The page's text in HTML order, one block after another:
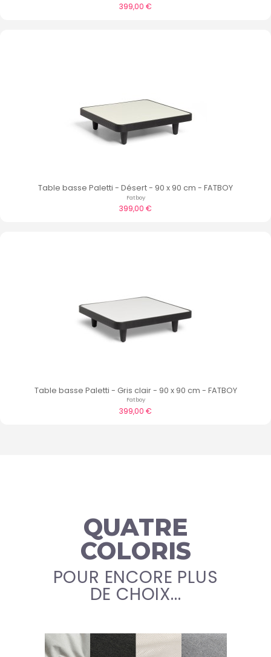
399,00 €
Table basse Paletti - Désert - 90 x 90 cm - FATBOY
Fatboy
399,00 €
Table basse Paletti - Gris clair - 90 x 90 cm - FATBOY
Fatboy
399,00 €
QUATRE
COLORIS
POUR ENCORE PLUS
DE CHOIX...